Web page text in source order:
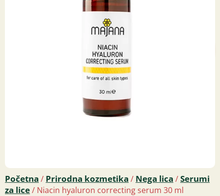
Početna / Prirodna kozmetika / Nega lica /Serumi
za lice/ Niacin hyaluron correcting serum 30 ml